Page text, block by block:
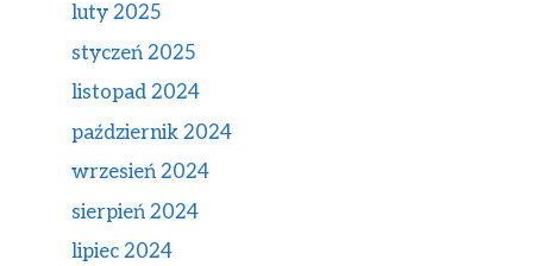
luty 2025
styczeń 2025
listopad 2024
październik 2024
wrzesień 2024
sierpień 2024
lipiec 2024